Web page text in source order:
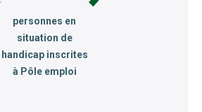
:personnes en
situation de
handicap inscrites
à Pôle emploi